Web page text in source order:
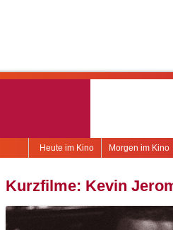
Morgen im Kino
Heute im Kino
Kurzfilme: Kevin